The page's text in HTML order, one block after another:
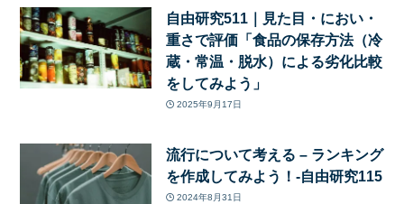
自由研究511｜見た目・におい・
重さで評価「食品の保存方法（冷
蔵・常温・脱水）による劣化比較
をしてみよう」
2025年9月17日
流行について考える – ランキング
を作成してみよう！-自由研究115
2024年8月31日